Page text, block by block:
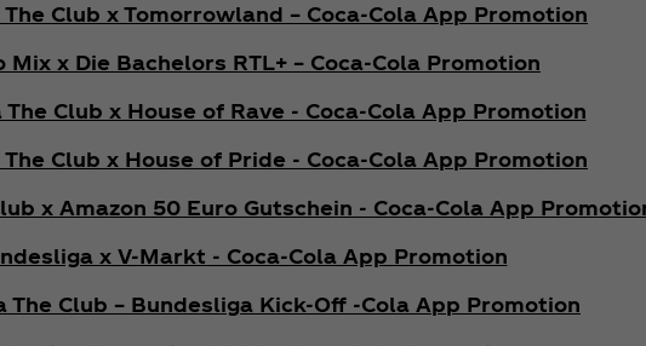
The Club x Tomorrowland – Coca‑Cola App Promotion
Mix x Die Bachelors RTL+ – Coca‑Cola Promotion
The Club x House of Rave - Coca‑Cola App Promotion
The Club x House of Pride - Coca‑Cola App Promotion
x Amazon 50 Euro Gutschein - Coca‑Cola App
x V-Markt - Coca‑Cola App Promotion
The Club – Bundesliga Kick-Off -Cola App Promotion